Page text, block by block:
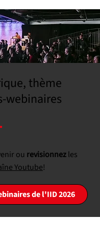
thème
webinaires
ou revisionnezles
Youtube!
de l'IID 2026